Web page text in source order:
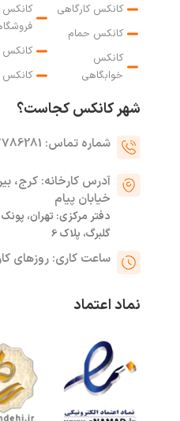
کانکس کارگاهی
کانکس حمام
کانکس
خوابگاهی
کانکس
کانکس
شهر کانکس کجاست؟
شماره تماس: 09917786281 - 46017239
آدرس کارخانه: کرج،
خیابان پیام
دفتر مرکزی: تهران،
گلبرگ، پلاک 6
ساعت کاری: روزهای کاری
نماد اعتماد